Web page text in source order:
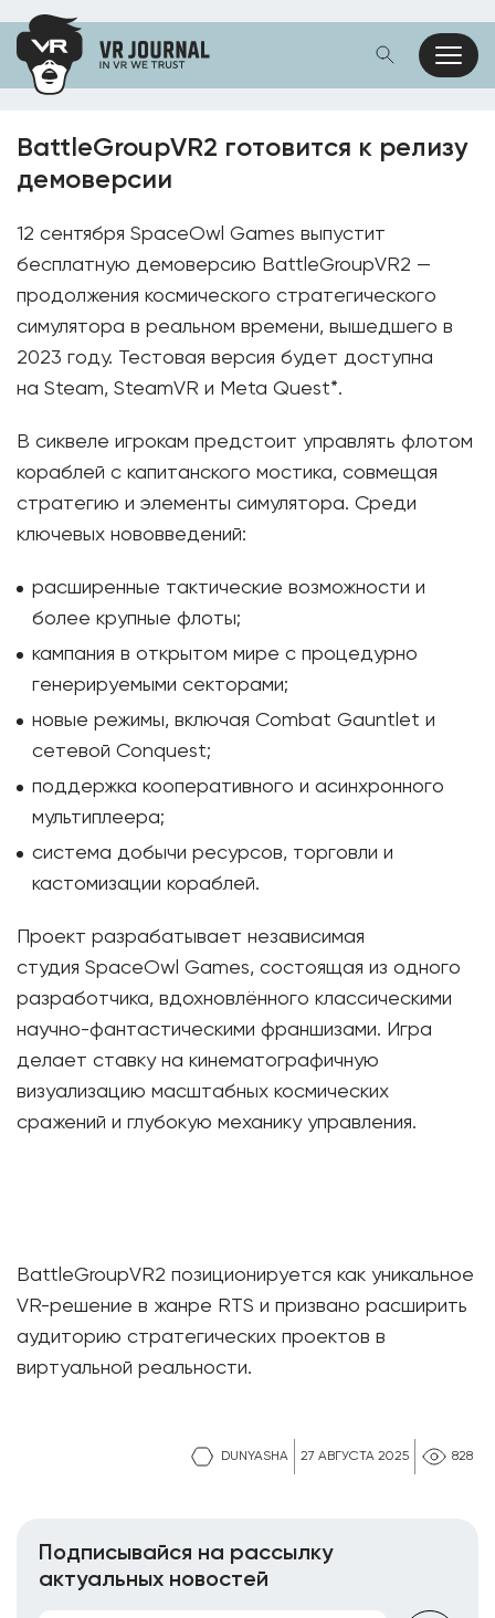
DUNYASHA 27 АВГУСТА 2025 828
BattleGroupVR2 готовится к релизу
демоверсии
12 сентября SpaceOwl Games выпустит
бесплатную демоверсию BattleGroupVR2 —
продолжения космического стратегического
симулятора в реальном времени, вышедшего в
2023 году. Тестовая версия будет доступна
на Steam, SteamVR и Meta Quest*.
В сиквеле игрокам предстоит управлять флотом
кораблей с капитанского мостика, совмещая
стратегию и элементы симулятора. Среди
ключевых нововведений:
расширенные тактические возможности и
более крупные флоты;
кампания в открытом мире с процедурно
генерируемыми секторами;
новые режимы, включая Combat Gauntlet и
сетевой Conquest;
поддержка кооперативного и асинхронного
мультиплеера;
система добычи ресурсов, торговли и
кастомизации кораблей.
Проект разрабатывает независимая
студия SpaceOwl Games, состоящая из одного
разработчика, вдохновлённого классическими
научно-фантастическими франшизами. Игра
делает ставку на кинематографичную
визуализацию масштабных космических
сражений и глубокую механику управления.
BattleGroupVR2 позиционируется как уникальное
VR-решение в жанре RTS и призвано расширить
аудиторию стратегических проектов в
виртуальной реальности.
Подписывайся на рассылку
актуальных новостей